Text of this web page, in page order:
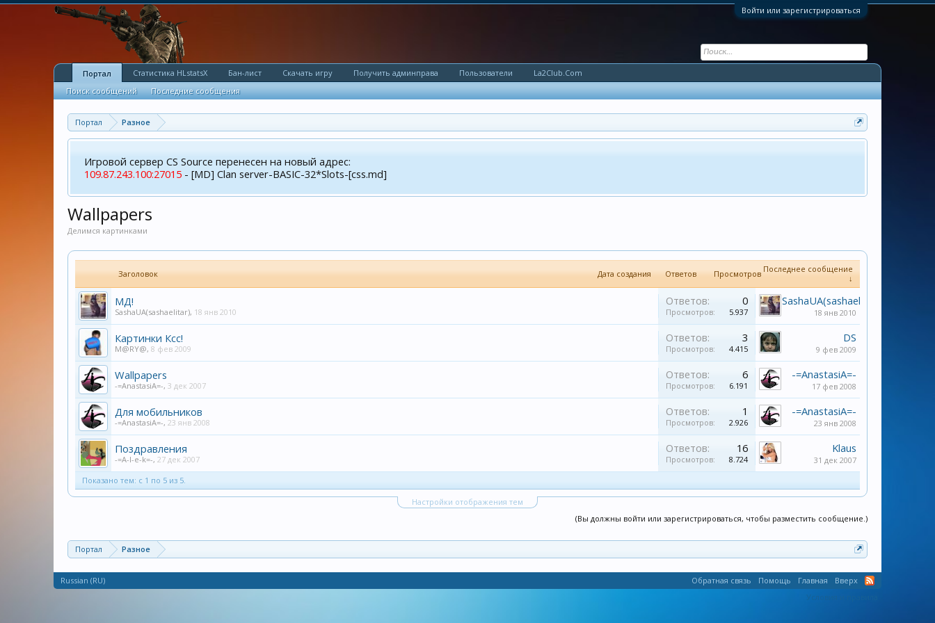
Войти или зарегистрироваться
Портал Разное
Игровой сервер CS Source перенесен на новый адрес:
109.87.243.100:27015 - [MD] Clan server-BASIC-32*Slots-[css.md]
Wallpapers
Делимся картинками
Заголовок Дата создания Ответов Просмотров Последнее сообщение
↓
МД!
SashaUA(sashaelitar), 18 янв 2010
Ответов: 0
Просмотров: 5.937
SashaUA(sashaelitar)
18 янв 2010
Картинки Ксс!
M@RY@, 8 фев 2009
Ответов: 3
Просмотров: 4.415
DS
9 фев 2009
Wallpapers
-=AnastasiA=-, 3 дек 2007
Ответов: 6
Просмотров: 6.191
-=AnastasiA=-
17 фев 2008
Для мобильников
-=AnastasiA=-, 23 янв 2008
Ответов: 1
Просмотров: 2.926
-=AnastasiA=-
23 янв 2008
Поздравления
-=A-l-e-k=-, 27 дек 2007
Ответов: 16
Просмотров: 8.724
Klaus
31 дек 2007
Показано тем: с 1 по 5 из 5.
Настройки отображения тем
(Вы должны войти или зарегистрироваться, чтобы разместить сообщение.)
Портал Разное
Портал
Поиск сообщений
Последние сообщения
Статистика HLstatsX Бан-лист Скачать игру Получить админправа Пользователи La2Club.Com
Russian (RU) Обратная связь Помощь Главная
Вверх
Условия и правила